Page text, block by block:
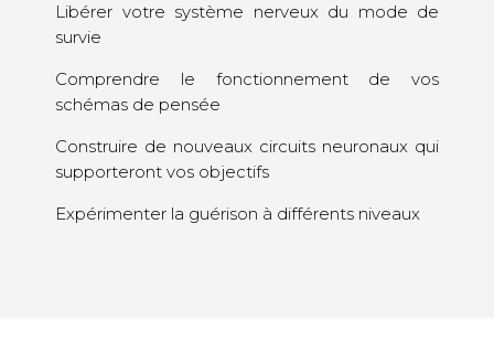
Libérer votre système nerveux du mode de
survie
Comprendre le fonctionnement de vos
schémas de pensée
Construire de nouveaux circuits neuronaux qui
supporteront vos objectifs
Expérimenter la guérison à différents niveaux